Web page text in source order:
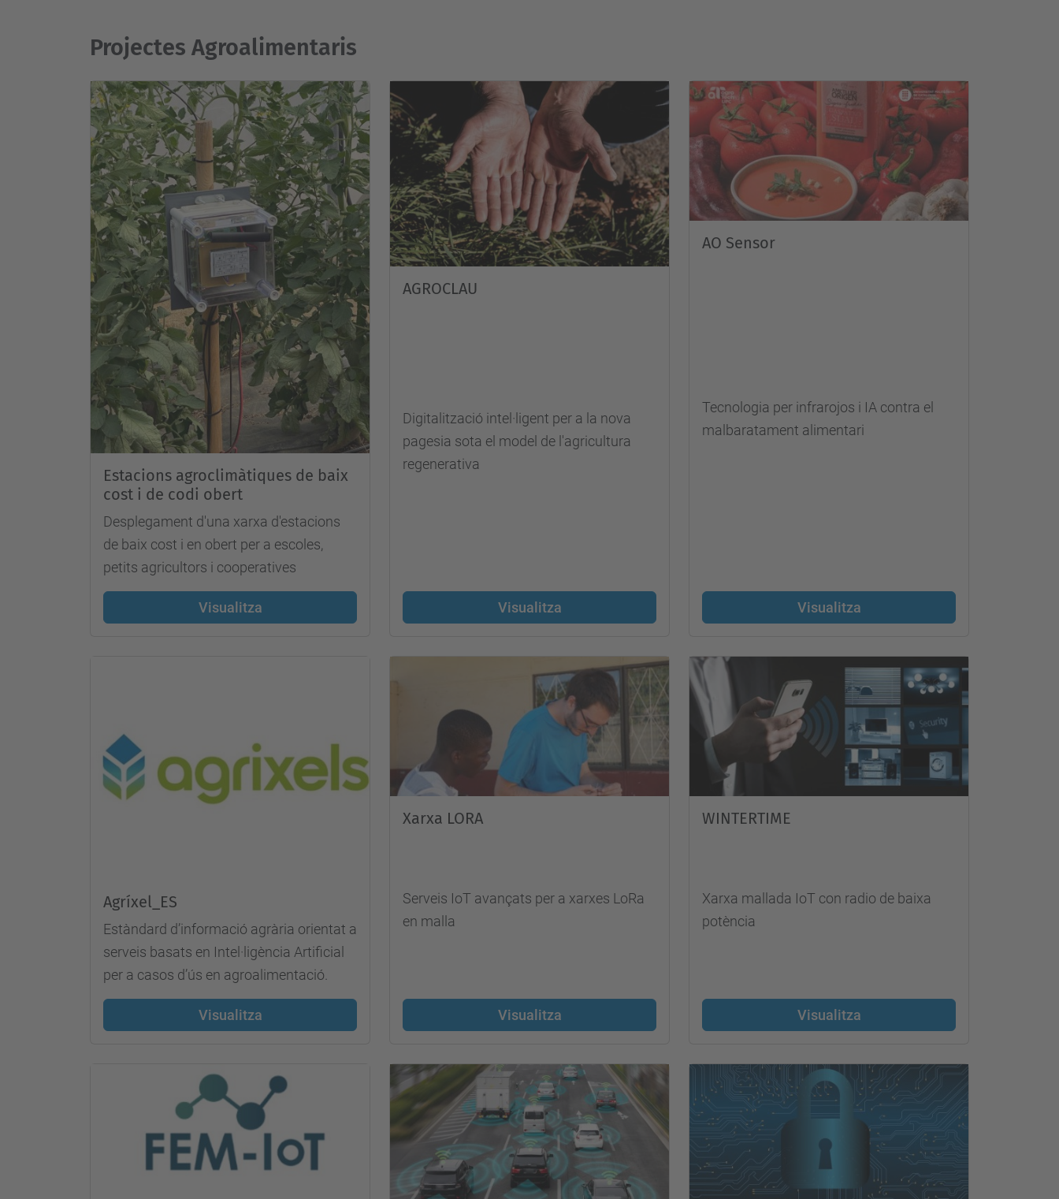
Projectes Agroalimentaris
Estacions agroclimàtiques de baix
cost i de codi obert
Desplegament d'una xarxa d'estacions
de baix cost i en obert per a escoles,
petits agricultors i cooperatives
Visualitza
AGROCLAU
Digitalització intel·ligent per a la nova
pagesia sota el model de l'agricultura
regenerativa
Visualitza
AO Sensor
Tecnologia per infrarojos i IA contra el
malbaratament alimentari
Visualitza
Agríxel_ES
Estàndard d’informació agrària orientat a
serveis basats en Intel·ligència Artificial
per a casos d’ús en agroalimentació.
Visualitza
Xarxa LORA
Serveis IoT avançats per a xarxes LoRa
en malla
Visualitza
WINTERTIME
Xarxa mallada IoT con radio de baixa
potència
Visualitza